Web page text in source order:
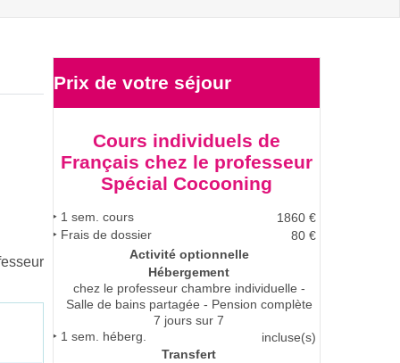
Prix de votre séjour
Cours individuels de
Français chez le professeur
Spécial Cocooning
1 sem. cours 1860 €
Frais de dossier
80 €
Activité optionnelle
Hébergement
chez le professeur chambre individuelle -
Salle de bains partagée - Pension complète
7 jours sur 7
1 sem. héberg.
incluse(s)
Transfert